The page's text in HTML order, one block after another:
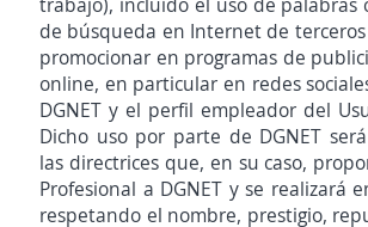
de búsqueda en Internet de
promocionar en programas de
online, en particular en redes
DGNET y el perfil empleador del
Dicho uso por parte de DGNET
las directrices que, en su caso,
Profesional a DGNET y se realizará
respetando el nombre, prestigio,